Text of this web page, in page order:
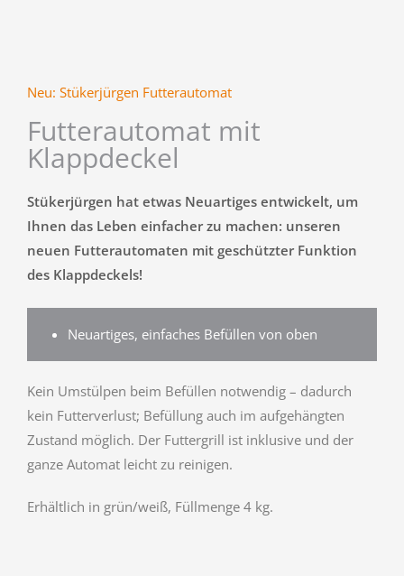
Neu: Stükerjürgen Futterautomat
Futterautomat mit
Klappdeckel
Stükerjürgen hat etwas Neuartiges entwickelt, um
Ihnen das Leben einfacher zu machen: unseren
neuen Futterautomaten mit geschützter Funktion
des Klappdeckels!
Neuartiges, einfaches Befüllen von oben
Kein Umstülpen beim Befüllen notwendig – dadurch
kein Futterverlust; Befüllung auch im aufgehängten
Zustand möglich. Der Futtergrill ist inklusive und der
ganze Automat leicht zu reinigen.
Erhältlich in grün/weiß, Füllmenge 4 kg.